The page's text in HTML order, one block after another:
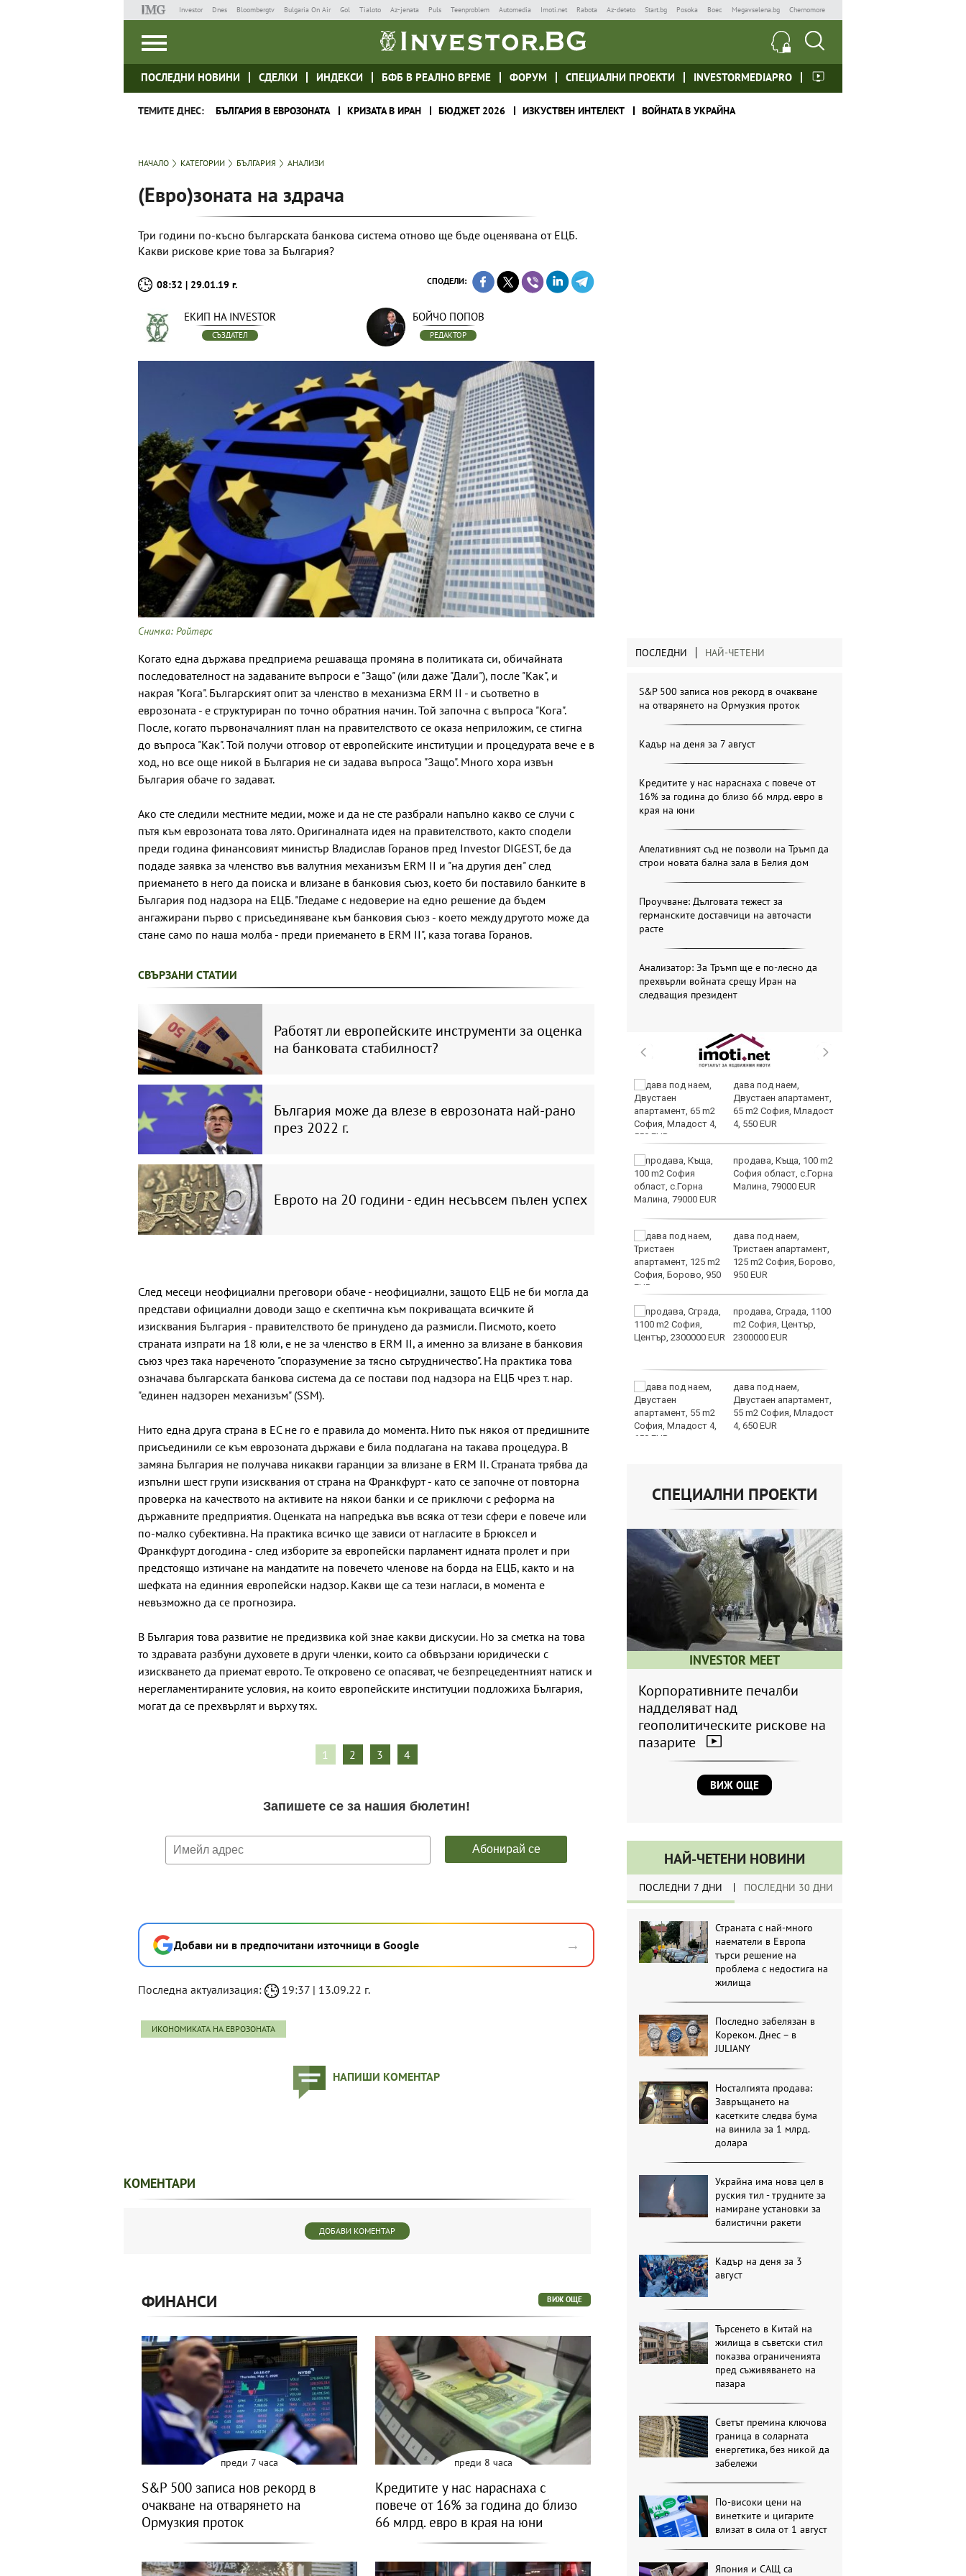
Investor Dnes Bloombergtv Bulgaria On Air Gol Tialoto Az-jenata Puls Teenproblem Automedia Imoti.net Rabota Az-deteto Start.bg Posoka Boec Megavselena.bg Chernomore
ПОСЛЕДНИ НОВИНИ СДЕЛКИ ИНДЕКСИ БФБ В РЕАЛНО ВРЕМЕ ФОРУМ СПЕЦИАЛНИ ПРОЕКТИ INVESTORMEDIAPRO
ТЕМИТЕ ДНЕС: БЪЛГАРИЯ В ЕВРОЗОНАТА КРИЗАТА В ИРАН БЮДЖЕТ 2026 ИЗКУСТВЕН ИНТЕЛЕКТ ВОЙНАТА В УКРАЙНА
НАЧАЛО КАТЕГОРИИ БЪЛГАРИЯ АНАЛИЗИ
(Евро)зоната на здрача
Три години по-късно българската банкова система отново ще бъде оценявана от ЕЦБ.
Какви рискове крие това за България?
08:32 | 29.01.19 г. СПОДЕЛИ:
ЕКИП НА INVESTOR
СЪЗДАТЕЛ
БОЙЧО ПОПОВ
РЕДАКТОР
Снимка: Ройтерс
Когато една държава предприема решаваща промяна в политиката си, обичайната
последователност на задаваните въпроси е "Защо" (или даже "Дали"), после "Как", и
накрая "Кога". Българският опит за членство в механизма ERM II - и съответно в
еврозоната - е структуриран по точно обратния начин. Той започна с въпроса "Кога".
После, когато първоначалният план на правителството се оказа неприложим, се стигна
до въпроса "Как". Той получи отговор от европейските институции и процедурата вече е в
ход, но все още никой в България не си задава въпроса "Защо". Много хора извън
България обаче го задават.
Ако сте следили местните медии, може и да не сте разбрали напълно какво се случи с
пътя към еврозоната това лято. Оригиналната идея на правителството, както сподели
преди година финансовият министър Владислав Горанов пред Investor DIGEST, бе да
подаде заявка за членство във валутния механизъм ERM II и "на другия ден" след
приемането в него да поиска и влизане в банковия съюз, което би поставило банките в
България под надзора на ЕЦБ. "Гледаме с недоверие на едно решение да бъдем
ангажирани първо с присъединяване към банковия съюз - което между другото може да
стане само по наша молба - преди приемането в ERM II", каза тогава Горанов.
СВЪРЗАНИ СТАТИИ
Работят ли европейските инструменти за оценка
на банковата стабилност?
България може да влезе в еврозоната най-рано
през 2022 г.
Еврото на 20 години - един несъвсем пълен успех
След месеци неофициални преговори обаче - неофициални, защото ЕЦБ не би могла да
представи официални доводи защо е скептична към покриващата всичките й
изисквания България - правителството бе принудено да размисли. Писмото, което
страната изпрати на 18 юли, е не за членство в ERM II, а именно за влизане в банковия
съюз чрез така нареченото "споразумение за тясно сътрудничество". На практика това
означава българската банкова система да се постави под надзорa на ЕЦБ чрез т. нар.
"единен надзорен механизъм" (SSM).
Нито една друга страна в ЕС не го е правила до момента. Нито пък някоя от предишните
присъединили се към еврозоната държави е била подлагана на такава процедура. В
замяна България не получава никакви гаранции за влизане в ERM II. Страната трябва да
изпълни шест групи изисквания от страна на Франкфурт - като се започне от повторна
проверка на качеството на активите на някои банки и се приключи с реформа на
държавните предприятия. Оценката на напредъка във всяка от тези сфери е повече или
по-малко субективна. На практика всичко ще зависи от нагласите в Брюксел и
Франкфурт догодина - след изборите за европейски парламент идната пролет и при
предстоящо изтичане на мандатите на повечето членове на борда на ЕЦБ, както и на
шефката на единния европейски надзор. Какви ще са тези нагласи, в момента е
невъзможно да се прогнозира.
В България това развитие не предизвика кой знае какви дискусии. Но за сметка на това
то здравата разбуни духовете в други членки, които са обвързани юридически с
изискването да приемат еврото. Те откровено се опасяват, че безпрецедентният натиск и
нерегламентираните условия, на които европейските институции подложиха България,
могат да се прехвърлят и върху тях.
1 2 3 4
Добави ни в предпочитани източници в Google →
Последна актуализация: 19:37 | 13.09.22 г.
ИКОНОМИКАТА НА ЕВРОЗОНАТА
НАПИШИ КОМЕНТАР
ПОСЛЕДНИ НАЙ-ЧЕТЕНИ
S&P 500 записа нов рекорд в очакване
на отварянето на Ормузкия проток
Кадър на деня за 7 август
Кредитите у нас нараснаха с повече от
16% за година до близо 66 млрд. евро в
края на юни
Апелативният съд не позволи на Тръмп да
строи новата бална зала в Белия дом
Проучване: Дълговата тежест за
германските доставчици на авточасти
расте
Анализатор: За Тръмп ще е по-лесно да
прехвърли войната срещу Иран на
следващия президент
седмица във
Варна
ФК Девня гостува на
Атлетик (Провадия) за
Аматьорската купа
Национална мрежа за
правосъдие след
случая с „ловци на педофили“
дава под наем,
Двустаен апартамент,
65 m2 София, Младост
4, 550 EUR
продава, Къща, 100 m2
София област, с.Горна
Малина, 79000 EUR
дава под наем,
Тристаен апартамент,
125 m2 София, Борово,
950 EUR
продава, Сграда, 1100
m2 София, Център,
2300000 EUR
дава под наем,
Двустаен апартамент,
55 m2 София, Младост
4, 650 EUR
СПЕЦИАЛНИ ПРОЕКТИ
INVESTOR MEET
Корпоративните печалби
надделяват над
геополитическите рискове на
пазарите
ВИЖ ОЩЕ
НАЙ-ЧЕТЕНИ НОВИНИ
ПОСЛЕДНИ 7 ДНИ ПОСЛЕДНИ 30 ДНИ
Страната с най-много
наематели в Европа
търси решение на
проблема с недостига на
жилища
Последно забелязан в
Кореком. Днес – в
JULIANY
Носталгията продава:
Завръщането на
касетките следва бума
на винила за 1 млрд.
долара
Украйна има нова цел в
руския тил - трудните за
намиране установки за
балистични ракети
Кадър на деня за 3
август
Търсенето в Китай на
жилища в съветски стил
показва ограниченията
пред съживяването на
пазара
Светът премина ключова
граница в соларната
енергетика, без никой да
забележи
По-високи цени на
винетките и цигарите
влизат в сила от 1 август
Япония и САЩ са
КОМЕНТАРИ
ДОБАВИ КОМЕНТАР
ФИНАНСИ ВИЖ ОЩЕ
преди 7 часа
S&P 500 записа нов рекорд в
очакване на отварянето на
Ормузкия проток
преди 8 часа
Кредитите у нас нараснаха с
повече от 16% за година до близо
66 млрд. евро в края на юни